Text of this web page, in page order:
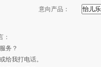
意向产品：
：
务？
给我打电话。